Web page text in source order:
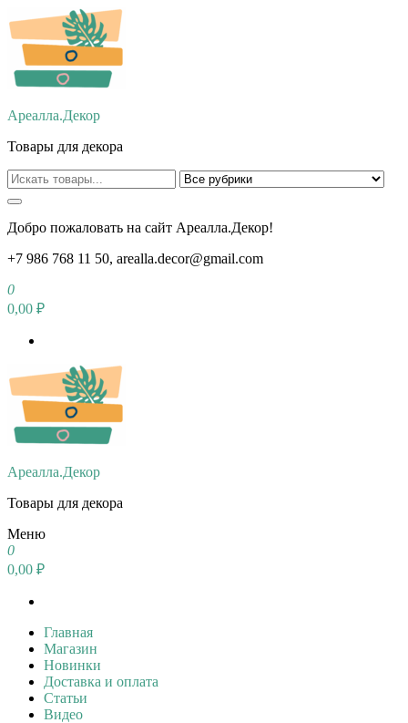
Перейти
к
содержимому
Ареалла.Декор
Товары для декора
Добро пожаловать на сайт Ареалла.Декор!
+7 986 768 11 50, arealla.decor@gmail.com
0
0,00 ₽
Ареалла.Декор
Товары для декора
Меню
0
0,00 ₽
Главная
Магазин
Новинки
Доставка и оплата
Статьи
Видео